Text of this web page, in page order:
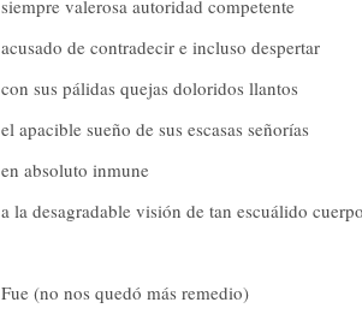
siempre valerosa autoridad competente
acusado de contradecir e incluso despertar
con sus pálidas quejas doloridos llantos
el apacible sueño de sus escasas señorías
en absoluto inmune
a la desagradable visión de tan escuálido
Fue (no nos quedó más remedio)